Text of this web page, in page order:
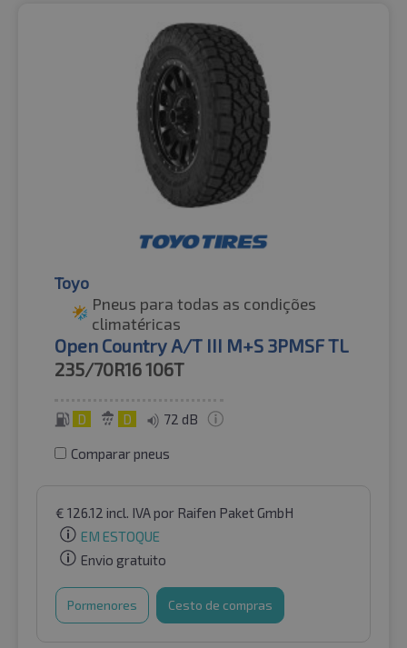
Toyo
Pneus para todas as condições
climatéricas
Open Country A/T III M+S 3PMSF TL
235/70R16106T
D D 72 dB
Comparar pneus
€ 126.12 incl. IVApor Raifen Paket GmbH
EM ESTOQUE
Envio gratuito
Pormenores Cesto de compras